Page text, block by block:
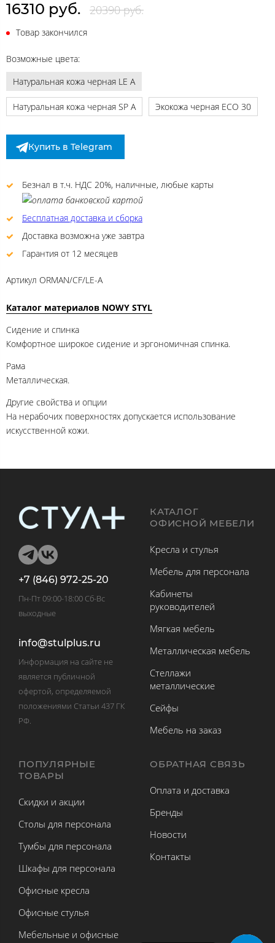
16310 руб. 20390 руб.
Товар закончился
Возможные цвета:
Натуральная кожа черная LE A
Натуральная кожа черная SP A Экокожа черная ECO 30
Купить в Telegram
Безнал в т.ч. НДС 20%, наличные, любые карты
Бесплатная доставка и сборка
Доставка возможна уже завтра
Гарантия от 12 месяцев
Артикул ORMAN/CF/LE-A
Каталог материалов NOWY STYL
Сидение и спинка
Комфортное широкое сидение и эргономичная спинка.
Рама
Металлическая.
Другие свойства и опции
На нерабочих поверхностях допускается использование
искусственной кожи.
+7 (846) 972-25-20
Пн-Пт 09:00-18:00 Сб-Вс
выходные
info@stulplus.ru
Информация на сайте не
является публичной
офертой, определяемой
положениями Статьи 437 ГК
РФ.
КАТАЛОГ
ОФИСНОЙ МЕБЕЛИ
Кресла и стулья
Мебель для персонала
Кабинеты
руководителей
Мягкая мебель
Металлическая мебель
Стеллажи
металлические
Сейфы
Мебель на заказ
ПОПУЛЯРНЫЕ
ТОВАРЫ
Скидки и акции
Столы для персонала
Тумбы для персонала
Шкафы для персонала
Офисные кресла
Офисные стулья
Мебельные и офисные
ОБРАТНАЯ СВЯЗЬ
Оплата и доставка
Бренды
Новости
Контакты